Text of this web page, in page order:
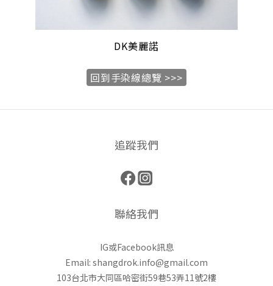
DK美麗諾
回到手染線總覽 >>>
追蹤我們
聯絡我們
IG或Facebook訊息
Email: shangdrok.info@gmail.com
103台北市大同區哈密街59巷53弄11號2樓